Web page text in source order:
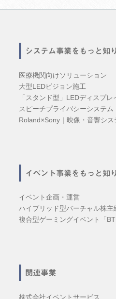
システム事業をもっと知
医療機関向けソリューション
大型LEDビジョン施工
「スタンド型」LEDディスプレ
スピーチプライバシーシステム
Roland×Sony｜映像・音響シス
イベント事業をもっと知
イベント企画・運営
ハイブリッド型バーチャル株主
複合型ゲーミングイベント「
関連事業
株式会社イベントサービス